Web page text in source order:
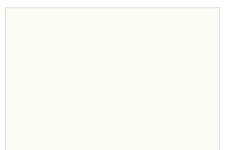
основе, установлены межкомнатные двери и электрофурнитура. В